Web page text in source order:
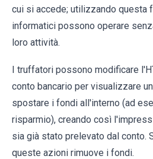
cui si accede; utilizzando questa
informatici possono operare
loro attività.
I truffatori possono modificare
conto bancario per visualizzare
spostare i fondi all'interno (ad
risparmio), creando così
sia già stato prelevato dal conto.
queste azioni rimuove i fondi.